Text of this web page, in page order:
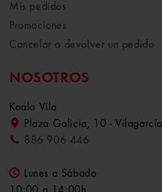
Mis pedidos
Promociones
Cancelar o devolver un pedido
NOSOTROS
Koala Vila
Plaza Galicia, 10 - Vilagarcía
886 906 446
Lunes a Sábado